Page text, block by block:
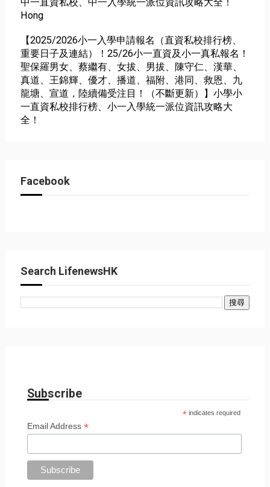
Hong
【2025/2026小一入學申請報名（直資私校排行榜、
重要日子及連結）！25/26小一直資及小一真私報名！
聖保羅男女、蔡繼有、女拔、男拔、陳守仁、漢華、
真道、王錦輝、優才、播道、福附、港同、救恩、九
龍塘、宣道，陸續備受注目！（不斷更新）】小學小
一直資私校排行榜、小一入學統一派位資訊攻略大
全！
Facebook
Search LifenewsHK
Subscribe
* indicates required
Email Address*